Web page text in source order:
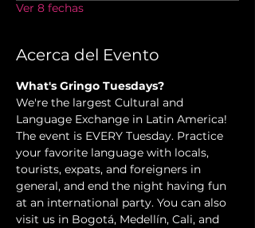
Ver 8 fechas
Acerca del Evento
What's Gringo Tuesdays?
We're the largest Cultural and
Language Exchange in Latin America!
The event is EVERY Tuesday. Practice
your favorite language with locals,
tourists, expats, and foreigners in
general, and end the night having fun
at an international party. You can also
visit us in Bogotá, Medellín, Cali, and